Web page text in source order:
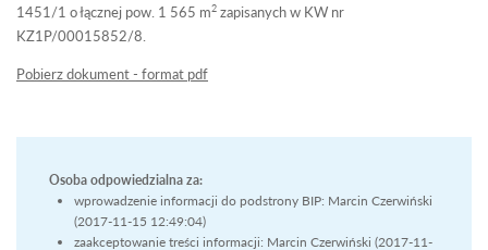
1451/1 o łącznej pow. 1 565 m2 zapisanych w KW nr
KZ1P/00015852/8.
Pobierz dokument - format pdf
Osoba odpowiedzialna za:
wprowadzenie informacji do podstrony BIP: Marcin Czerwiński
(2017-11-15 12:49:04)
zaakceptowanie treści informacji: Marcin Czerwiński (2017-11-